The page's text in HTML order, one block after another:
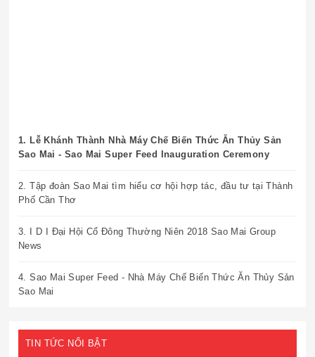
1. Lễ Khánh Thành Nhà Máy Chế Biến Thức Ăn Thủy Sản
Sao Mai - Sao Mai Super Feed Inauguration Ceremony
2. Tập đoàn Sao Mai tìm hiểu cơ hội hợp tác, đầu tư tại Thành
Phố Cần Thơ
3. I D I Đại Hội Cổ Đông Thường Niên 2018 Sao Mai Group
News
4. Sao Mai Super Feed - Nhà Máy Chế Biến Thức Ăn Thủy Sản
Sao Mai
TIN TỨC NỔI BẬT